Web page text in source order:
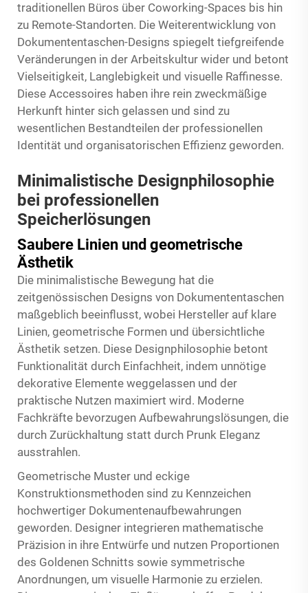
traditionellen Büros über Coworking-Spaces bis hin
zu Remote-Standorten. Die Weiterentwicklung von
Dokumententaschen-Designs spiegelt tiefgreifende
Veränderungen in der Arbeitskultur wider und betont
Vielseitigkeit, Langlebigkeit und visuelle Raffinesse.
Diese Accessoires haben ihre rein zweckmäßige
Herkunft hinter sich gelassen und sind zu
wesentlichen Bestandteilen der professionellen
Identität und organisatorischen Effizienz geworden.
Minimalistische Designphilosophie
bei professionellen
Speicherlösungen
Saubere Linien und geometrische
Ästhetik
Die minimalistische Bewegung hat die
zeitgenössischen Designs von Dokumententaschen
maßgeblich beeinflusst, wobei Hersteller auf klare
Linien, geometrische Formen und übersichtliche
Ästhetik setzen. Diese Designphilosophie betont
Funktionalität durch Einfachheit, indem unnötige
dekorative Elemente weggelassen und der
praktische Nutzen maximiert wird. Moderne
Fachkräfte bevorzugen Aufbewahrungslösungen, die
durch Zurückhaltung statt durch Prunk Eleganz
ausstrahlen.
Geometrische Muster und eckige
Konstruktionsmethoden sind zu Kennzeichen
hochwertiger Dokumentenaufbewahrungen
geworden. Designer integrieren mathematische
Präzision in ihre Entwürfe und nutzen Proportionen
des Goldenen Schnitts sowie symmetrische
Anordnungen, um visuelle Harmonie zu erzielen.